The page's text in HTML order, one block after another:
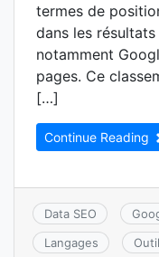
termes de
dans les
notamment
pages. Ce
[…]
Continue Reading
Data SEO
Langages